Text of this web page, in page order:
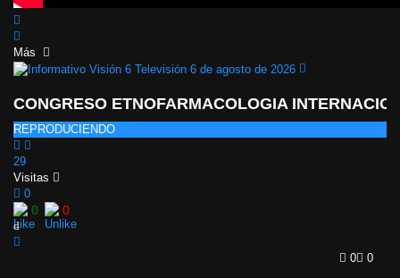
Más
CONGRESO ETNOFARMACOLOGIA
REPRODUCIENDO
29
Visitas
0
0 0
0 0